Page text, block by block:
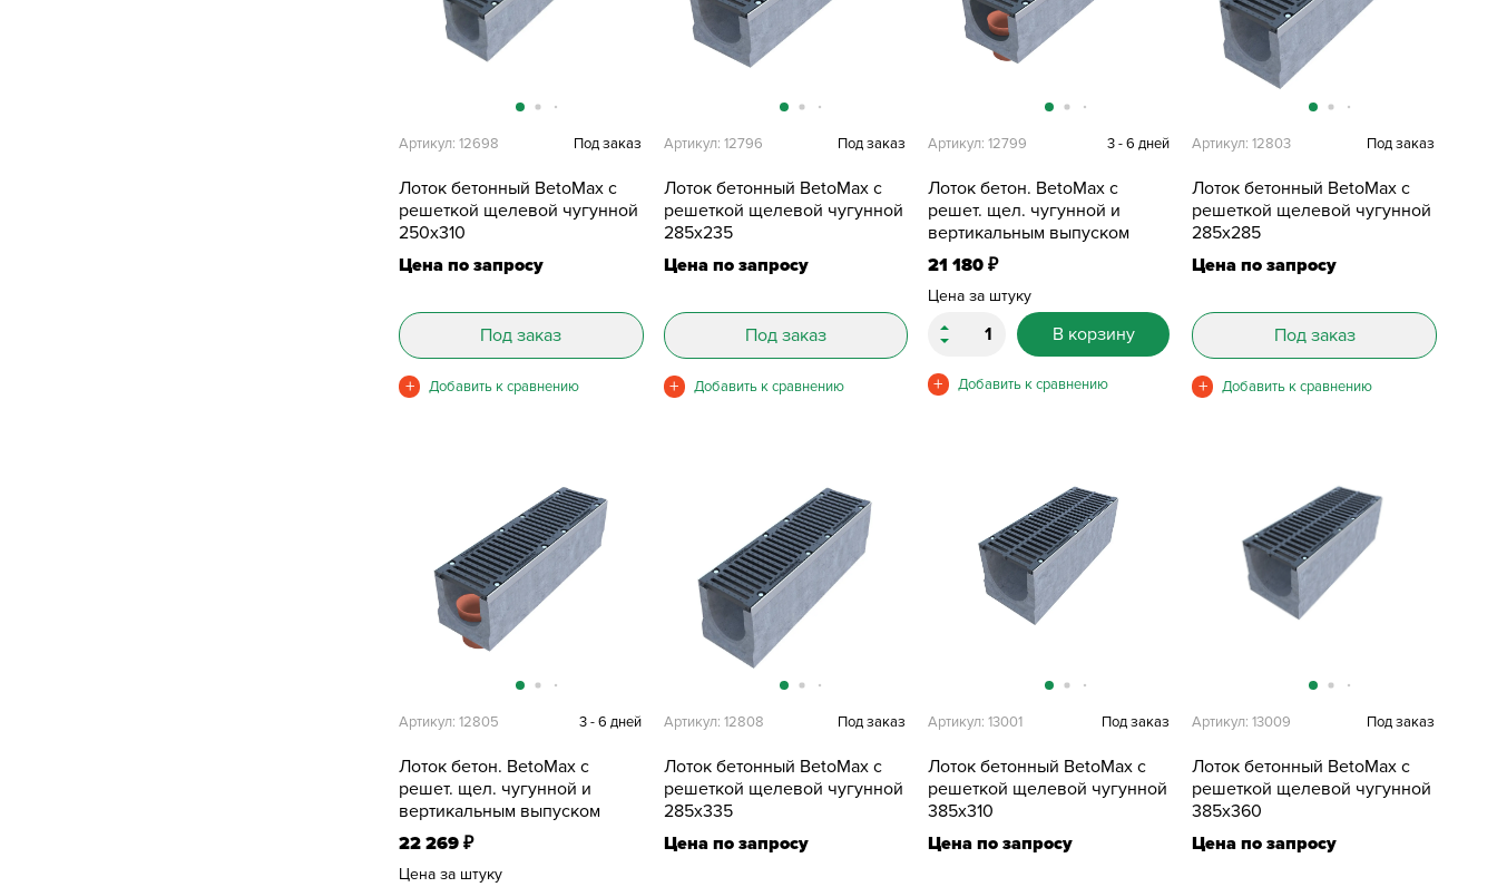
Лоток бетонный BetoMax с
решеткой щелевой чугунной
250х310
Артикул: 12698 Под заказ
Цена по запросу
Под заказ
Лоток бетонный BetoMax с
решеткой щелевой чугунной
285х235
Артикул: 12796 Под заказ
Цена по запросу
Под заказ
Лоток бетон. BetoMax с
решет. щел. чугунной и
вертикальным выпуском
285х235
Артикул: 12799 3 - 6 дней
21 180 ₽
Цена за штуку
В корзину
Лоток бетонный BetoMax с
решеткой щелевой чугунной
285х285
Артикул: 12803 Под заказ
Цена по запросу
Под заказ
Лоток бетон. BetoMax с
решет. щел. чугунной и
вертикальным выпуском
285х285
Артикул: 12805 3 - 6 дней
22 269₽
Цена за штуку
Лоток бетонный BetoMax с
решеткой щелевой чугунной
285х335
Артикул: 12808 Под заказ
Цена по запросу
Лоток бетонный BetoMax с
решеткой щелевой чугунной
385х310
Артикул: 13001 Под заказ
Цена по запросу
Лоток бетонный BetoMax с
решеткой щелевой чугунной
385х360
Артикул: 13009 Под заказ
Цена по запросу